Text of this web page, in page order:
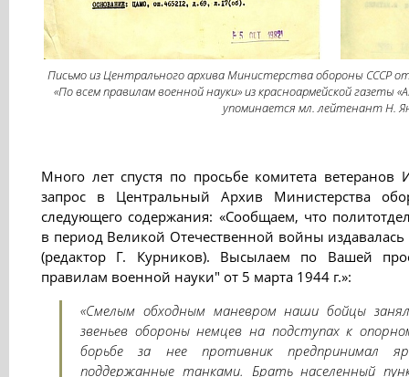
Письмо из Центрального архива Министерства обороны СССР
«По всем правилам военной науки» из красноармейской газеты
упоминается мл. лейтенант Н.
Много лет спустя по просьбе комитета
запрос в Центральный Архив Министерства
следующего содержания: «Сообщаем, что
в период Великой Отечественной войны издавалась
(редактор Г. Курников). Высылаем по Вашей
правилам военной науки" от 5 марта 1944 г.»:
«Смелым обходным маневром наши бойцы
звеньев обороны немцев на подступах к
борьбе за нее противник предпринимал
поддержанные танками. Брать населенный